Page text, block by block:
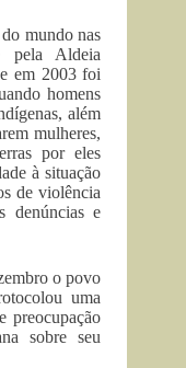
mundo nas
pela Aldeia
em 2003 foi
homens
além
mulheres,
por eles
à situação
de violência
denúncias e
o povo
uma
preocupação
sobre seu